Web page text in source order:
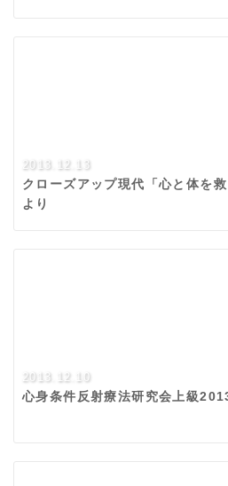
2013.12.13
クローズアップ現代「心と体を
より
2013.12.10
心身条件反射療法研究会上級